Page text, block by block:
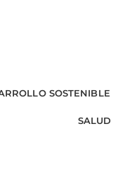
SOSTENIBLE
SALUD